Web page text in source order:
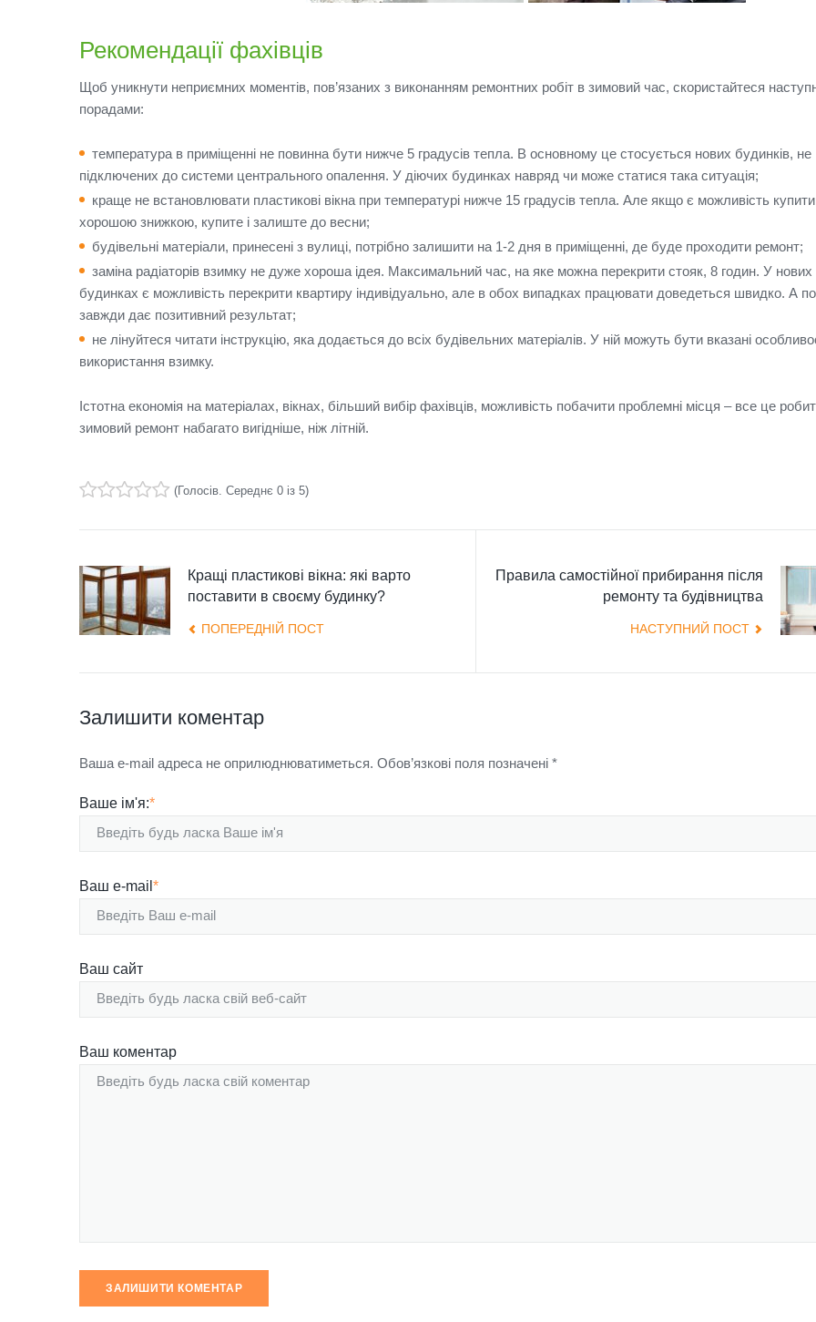
Рекомендації фахівців
Щоб уникнути неприємних моментів, пов’язаних з виконанням ремонтних робіт в зимовий час, скористайтеся
порадами:
температура в приміщенні не повинна бути нижче 5 градусів тепла. В основному це стосується нових будинків, не
підключених до системи центрального опалення. У діючих будинках навряд чи може статися така ситуація;
краще не встановлювати пластикові вікна при температурі нижче 15 градусів тепла. Але якщо є можливість купити
хорошою знижкою, купите і залиште до весни;
будівельні матеріали, принесені з вулиці, потрібно залишити на 1-2 дня в приміщенні, де буде проходити ремонт;
заміна радіаторів взимку не дуже хороша ідея. Максимальний час, на яке можна перекрити стояк, 8 годин. У нових
будинках є можливість перекрити квартиру індивідуально, але в обох випадках працювати доведеться швидко. А
завжди дає позитивний результат;
не лінуйтеся читати інструкцію, яка додається до всіх будівельних матеріалів. У ній можуть бути вказані
використання взимку.
Істотна економія на матеріалах, вікнах, більший вибір фахівців, можливість побачити проблемні місця – все це
зимовий ремонт набагато вигідніше, ніж літній.
(Голосів . Середнє 0 із 5)
Кращі пластикові вікна: які варто
поставити в своєму будинку?
ПОПЕРЕДНІЙ ПОСТ
Правила самостійної прибирання після
ремонту та будівництва
НАСТУПНИЙ ПОСТ
Залишити коментар
Ваша e-mail адреса не оприлюднюватиметься. Обов’язкові поля позначені *
Ваше ім'я:*
Ваш e-mail *
Ваш сайт
Ваш коментар